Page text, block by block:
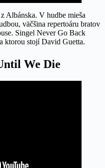
Albánska. V hudbe mieša
väčšina repertoáru bratov
Singel Never Go Back
ktorou stojí David Guetta.
We Die